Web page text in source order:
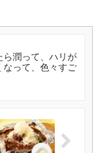
ら潤って、ハリが
なって、色々すご